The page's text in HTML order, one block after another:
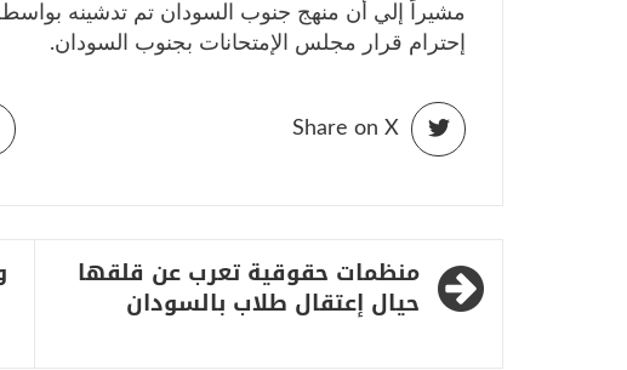
إحترام قرار مجلس الإمتحانات بجنوب السودان.
Share on X
تصفّح
المقالات
منظمات حقوقية تعرب عن قلقها
حيال إعتقال طلاب بالسودان